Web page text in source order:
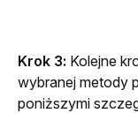
Krok 3: Kolejne
wybranej metody
poniższymi